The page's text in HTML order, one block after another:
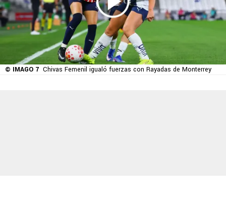
© IMAGO 7 Chivas Femenil igualó fuerzas con Rayadas de Monterrey